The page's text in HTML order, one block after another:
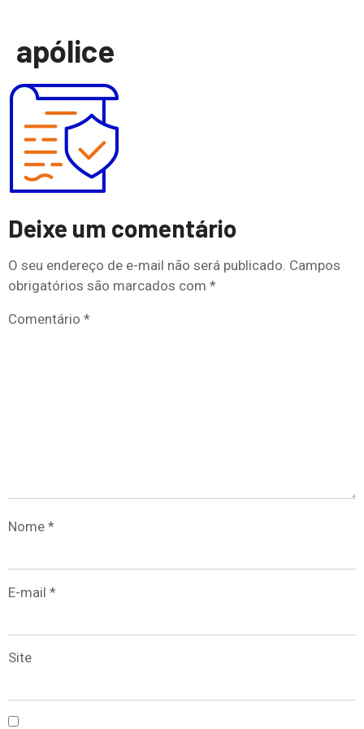
apólice
Deixe um comentário
O seu endereço de e-mail não será publicado. Campos
obrigatórios são marcados com *
Comentário *
Nome *
E-mail *
Site